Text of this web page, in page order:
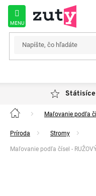
Prejsť
obsah
Domov Maľovanie podľa
Príroda Stromy
Maľovanie podľa čísel -